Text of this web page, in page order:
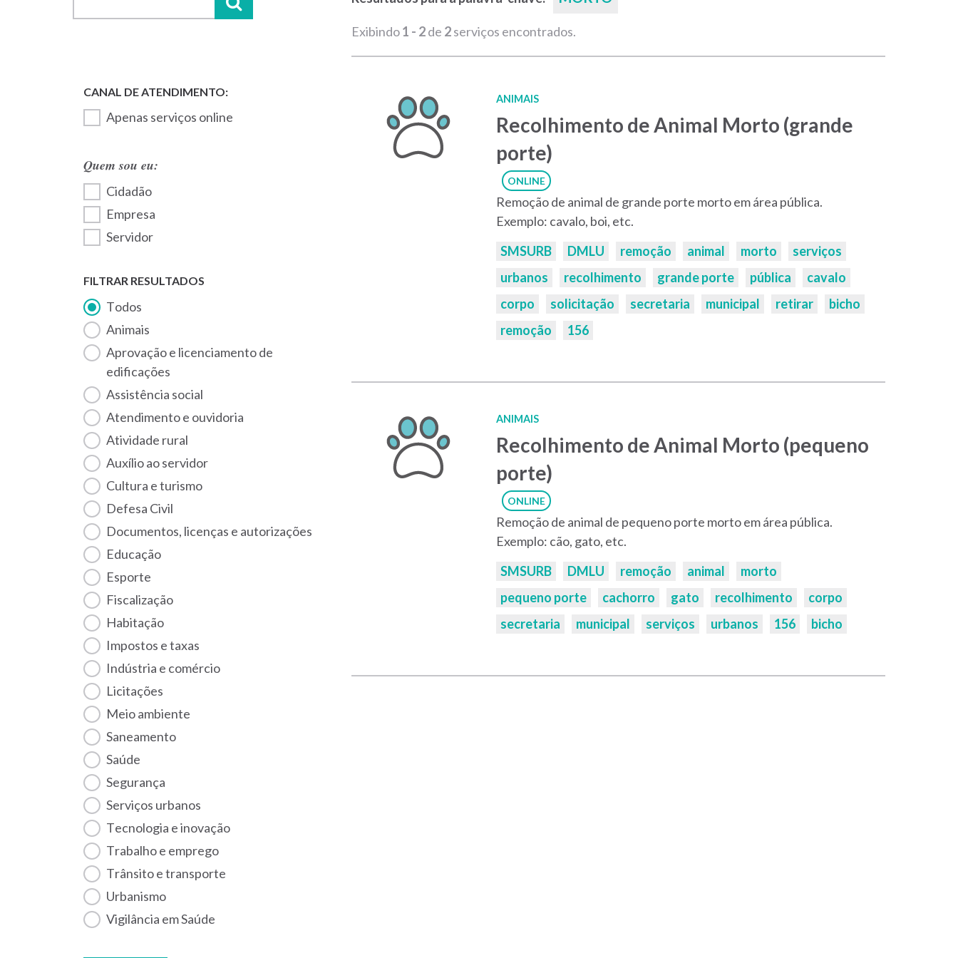
Apenas serviços online
Quem sou eu:
Cidadão
Empresa
Servidor
FILTRAR RESULTADOS
Todos
Animais
Aprovação e licenciamento de
edificações
Assistência social
Atendimento e ouvidoria
Atividade rural
Auxílio ao servidor
Cultura e turismo
Defesa Civil
Documentos, licenças e autorizações
Educação
Esporte
Fiscalização
habitação
Impostos e taxas
Indústria e comércio
Licitações
Meio ambiente
Saneamento
Saúde
Segurança
Serviços urbanos
Tecnologia e inovação
Trabalho e emprego
Trânsito e transporte
Urbanismo
Vigilância em Saúde
Exibindo1 - 2de 2serviços encontrados.
ANIMAIS
Recolhimento de Animal Morto (grande
porte)
ONLINE
Remoção de animal de grande porte morto em área pública.
Exemplo: cavalo, boi, etc.
Palavras-
chaves:
SMSURB DMLU remoção animal morto
serviços
urbanos
recolhimento grande porte pública
cavalo
corpo
solicitação secretaria municipal retirar
bicho
remoção
156
ANIMAIS
Recolhimento de Animal Morto (pequeno
porte)
ONLINE
Remoção de animal de pequeno porte morto em área pública.
Exemplo: cão, gato, etc.
Palavras-
SMSURB DMLU remoção animal
morto
pequeno porte
cachorro gato recolhimento
corpo
secretaria
municipal serviços urbanos 156 bicho